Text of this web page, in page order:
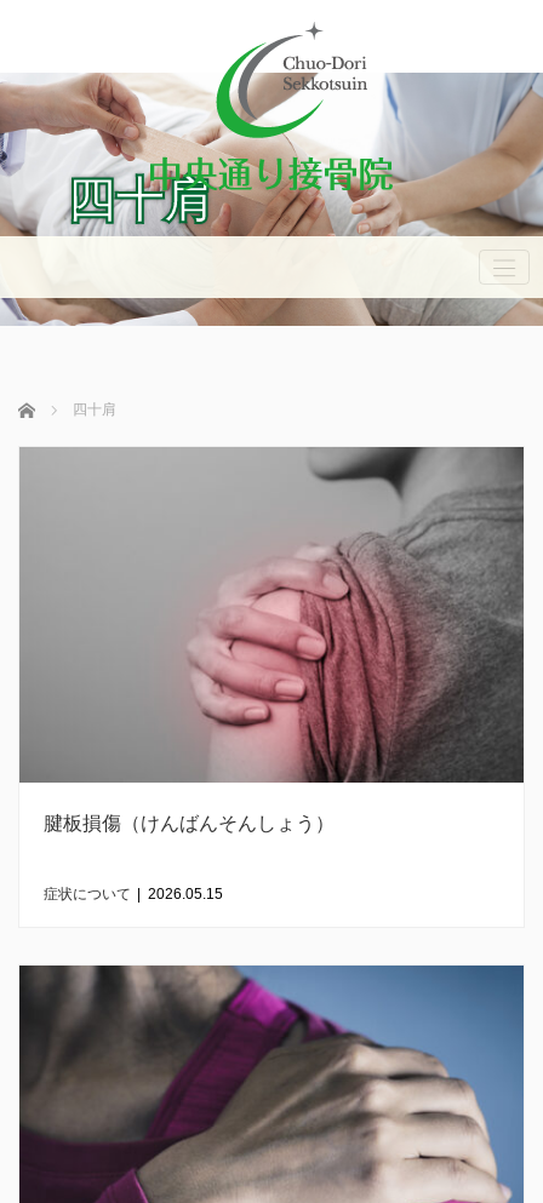
四十肩
ホーム 四十肩
腱板損傷（けんばんそんしょう）
症状について | 2026.05.15